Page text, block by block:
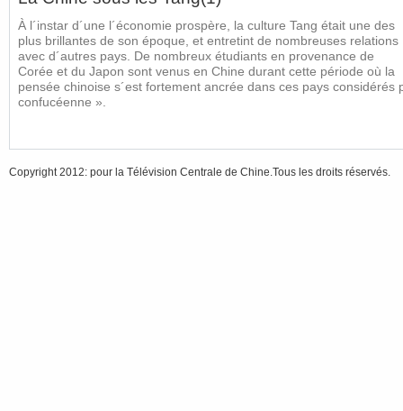
À l´instar d´une l´économie prospère, la culture Tang était une des
plus brillantes de son époque, et entretint de nombreuses relations
avec d´autres pays. De nombreux étudiants en provenance de
Corée et du Japon sont venus en Chine durant cette période où la
pensée chinoise s´est fortement ancrée dans ces pays considérés
confucéenne ».
Copyright 2012: pour la Télévision Centrale de Chine.Tous les droits réservés.